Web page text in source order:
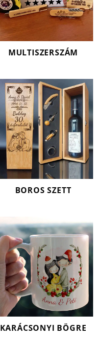
MULTISZERSZÁM
BOROS SZETT
KARÁCSONYI BÖGRE